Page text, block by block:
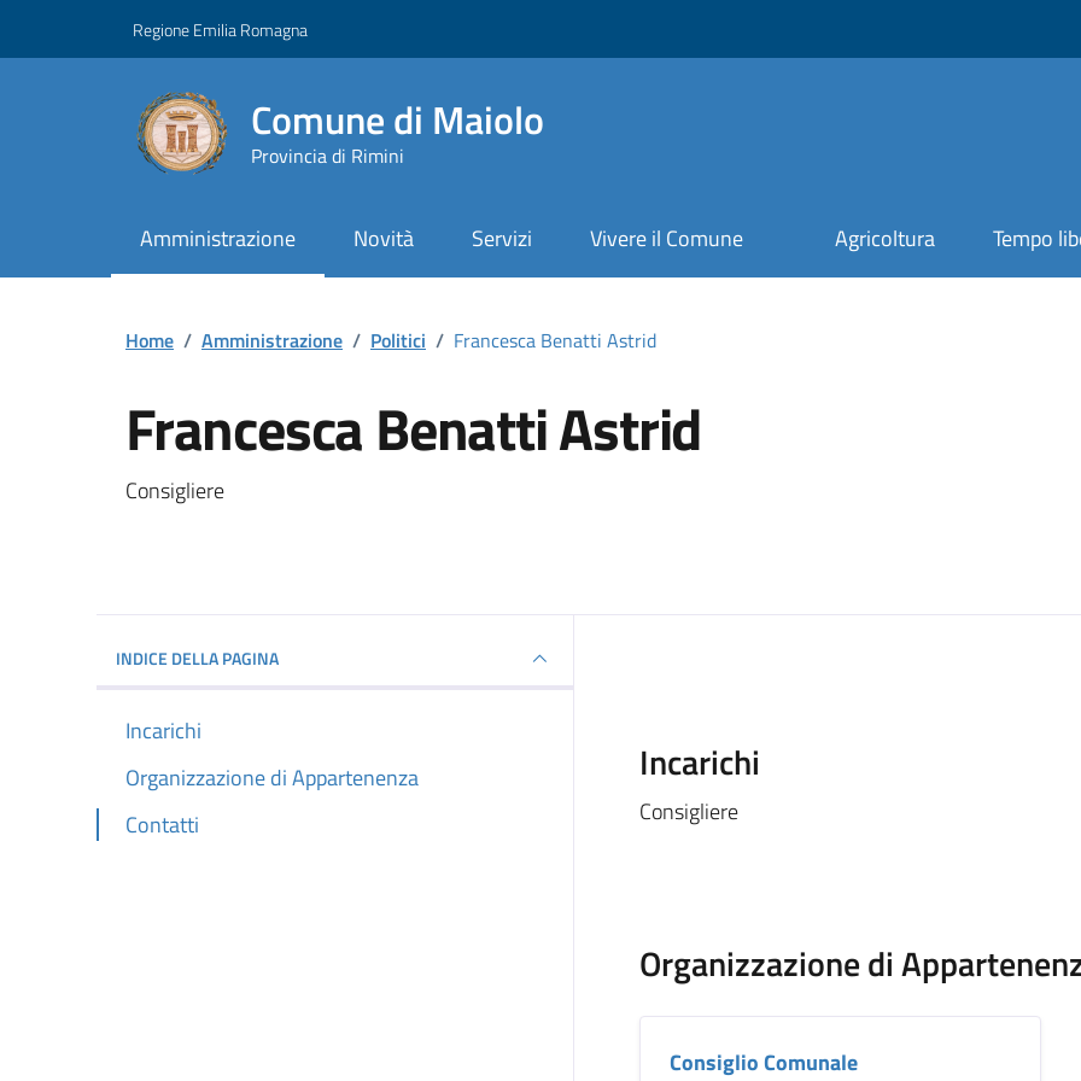
Regione Emilia Romagna
Comune di Maiolo
Provincia di Rimini
Amministrazione Novità Servizi Vivere il Comune Agricoltura Tempo
Home / Amministrazione / Politici / Francesca Benatti Astrid
Francesca Benatti Astrid
Consigliere
INDICE DELLA PAGINA
Incarichi
Organizzazione di Appartenenza
Contatti
Incarichi
Consigliere
Organizzazione di
Consiglio Comunale